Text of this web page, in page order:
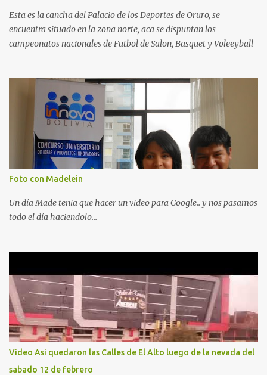
Esta es la cancha del Palacio de los Deportes de Oruro, se
encuentra situado en la zona norte, aca se dispuntan los
campeonatos nacionales de Futbol de Salon, Basquet y Voleeyball
Foto con Madelein
Un día Made tenia que hacer un video para Google.. y nos pasamos
todo el día haciendolo...
Video Asi quedaron las Calles de El Alto luego de la nevada del
sabado 12 de febrero